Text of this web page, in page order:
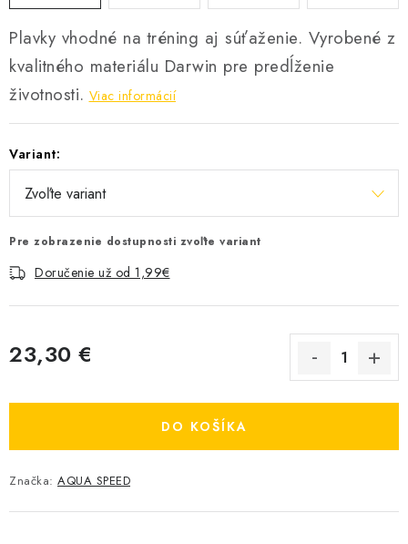
Plavky vhodné na tréning aj súťaženie. Vyrobené z
kvalitného materiálu Darwin pre predĺženie
životnosti. Viac informácií
Variant:
Pre zobrazenie dostupnosti zvoľte variant
Doručenie už od 1,99€
23,30 €
DO KOŠÍKA
Značka: AQUA SPEED